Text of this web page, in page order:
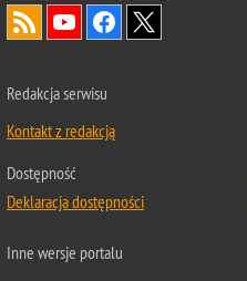
Redakcja serwisu
Kontakt z redakcją
Dostępność
Deklaracja dostępności
Inne wersje portalu